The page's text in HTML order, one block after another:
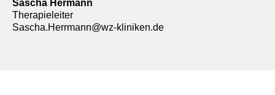
Sascha Hermann
Therapieleiter
Sascha.Herrmann@wz-kliniken.de